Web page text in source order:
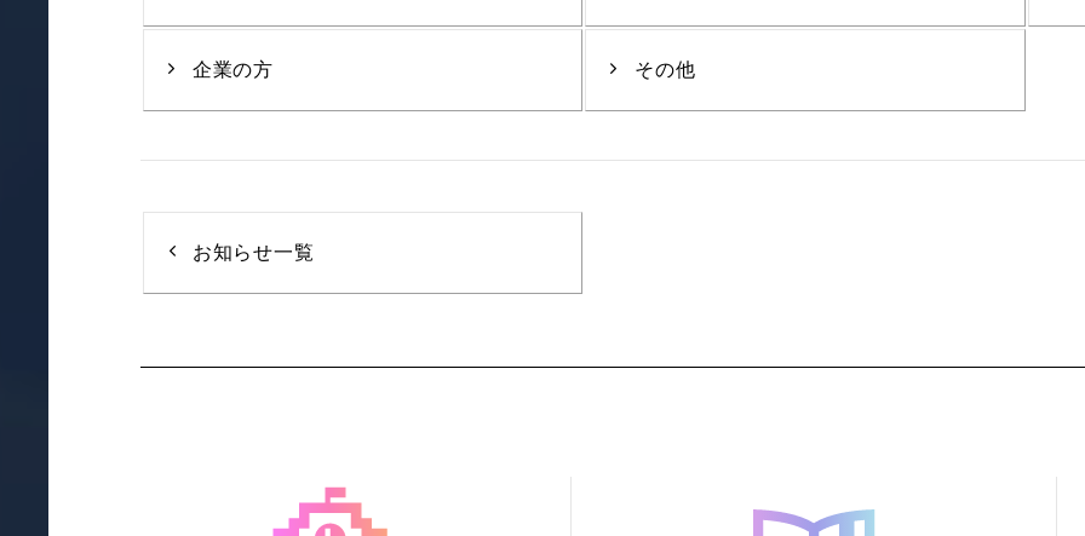
企業の方 その他
お知らせ一覧